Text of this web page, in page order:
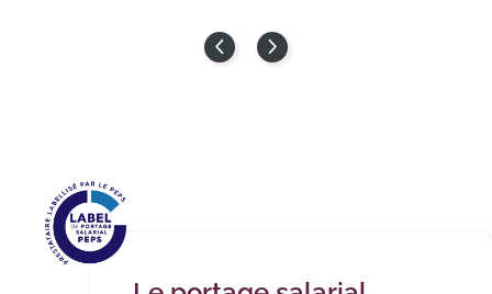
PrécédentSuivant